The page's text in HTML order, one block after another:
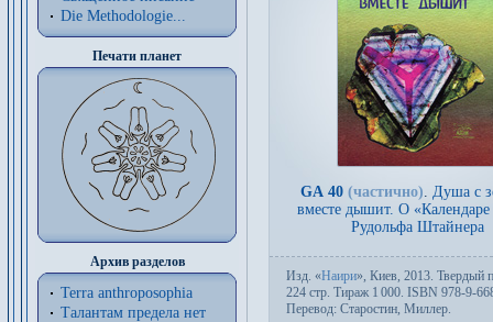
Die Methodologie...
Печати планет
Архив разделов
Terra anthroposophia
Талантам предела нет
GA 40 (частично)
Душа с
вместе дышит. О
Рудольфа Штайнера
Изд. «Наири», Киев, 2013. Твер­дый
224 стр. Тираж 1 000. ISBN 978-9-
Пере­вод: Старостин Миллер